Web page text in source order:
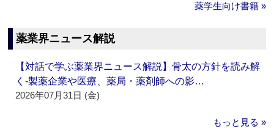
薬学生向け書籍 »
薬業界ニュース解説
【対話で学ぶ薬業界ニュース解説】骨太の方針を読み解
く‐製薬企業や医療、薬局・薬剤師への影…
2026年07月31日 (金)
もっと見る »